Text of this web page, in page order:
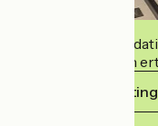
Deze
en verbindt zich
Haar